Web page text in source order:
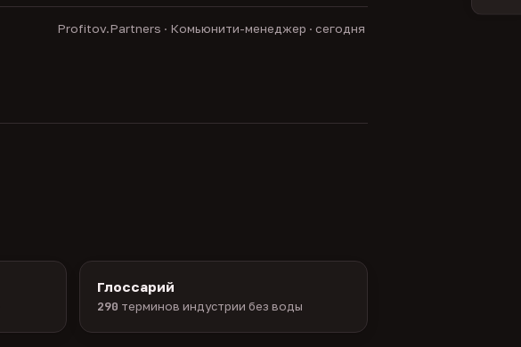
Profitov.Partners · Комьюнити-менеджер · сегодня
Глоссарий
290 терминов индустрии без воды